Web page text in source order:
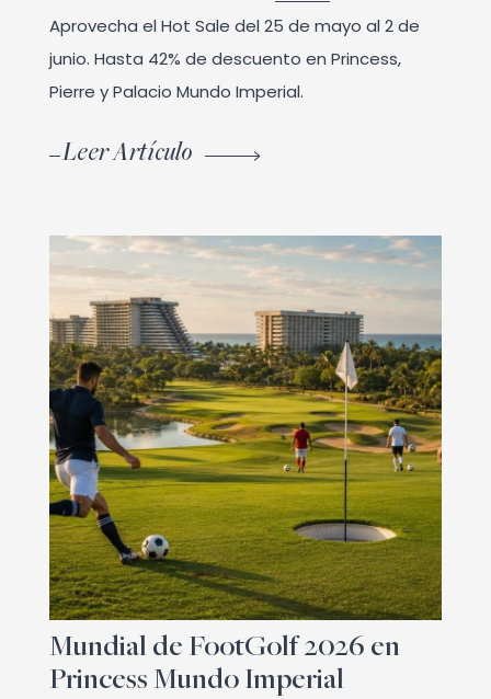
Aprovecha el Hot Sale del 25 de mayo al 2 de
junio. Hasta 42% de descuento en Princess,
Pierre y Palacio Mundo Imperial.
Leer Artículo
Mundial de FootGolf 2026 en
Princess Mundo Imperial